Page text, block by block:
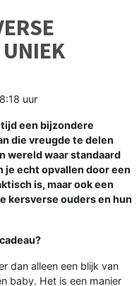
UNIEK
uur
een bijzondere
die vreugde te delen
wereld waar standaard
je echt opvallen door een
is, maar ook een
kersverse ouders en hun
dan alleen een blijk van
baby. Het is een manier